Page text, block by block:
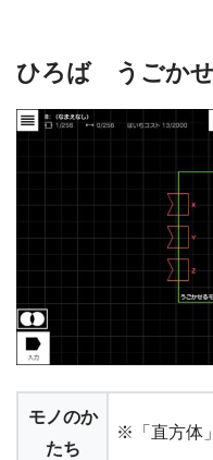
ひろば うごか
モノのか
たち
※「直方体